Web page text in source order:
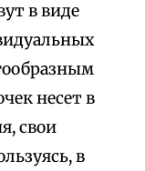
в виде
несет в
свои
в